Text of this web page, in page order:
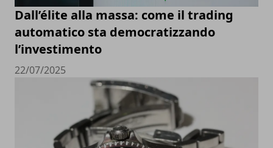
Dall’élite alla massa: come il trading
automatico sta democratizzando
l’investimento
22/07/2025